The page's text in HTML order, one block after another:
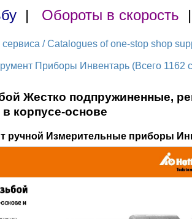
| Обороты в скорость
/ Catalogues of one-stop shop
Приборы Инвентарь (Всего 1162
Жестко подпружиненные,
корпусе-основе
ручной Измерительные приборы